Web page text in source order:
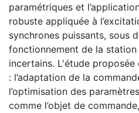
paramétriques et
robuste appliquée à
synchrones puissants, sous
fonctionnement de la
incertains. L'étude
: l’adaptation de la
l’optimisation des
comme l’objet de